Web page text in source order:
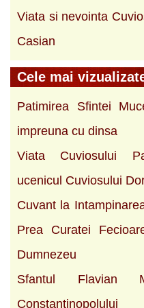
Viata si nevointa
Casian
Cele mai
Patimirea Sfintei
impreuna cu dinsa
Viata Cuviosului
ucenicul Cuviosului
Cuvant la
Prea Curatei
Dumnezeu
Sfantul Flavian
Constantinopolului